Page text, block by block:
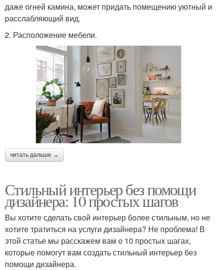
даже огней камина, может придать помещению уютный и
расслабляющий вид.
2. Расположение мебели.
читать дальше →
Стильный интерьер без помощи
дизайнера: 10 простых шагов
Вы хотите сделать свой интерьер более стильным, но не
хотите тратиться на услуги дизайнера? Не проблема! В
этой статье мы расскажем вам о 10 простых шагах,
которые помогут вам создать стильный интерьер без
помощи дизайнера.